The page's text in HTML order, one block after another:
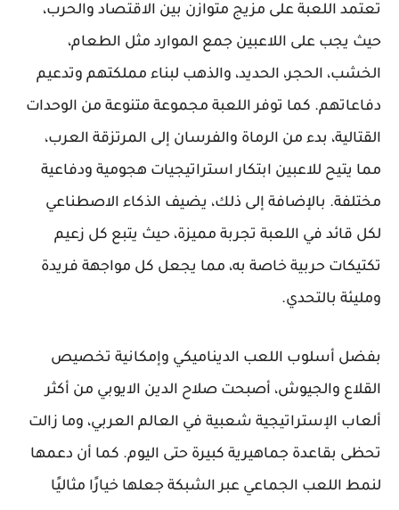
تعتمد اللعبة على مزيج متوازن بين الاقتصاد والحرب،
حيث يجب على اللاعبين جمع الموارد مثل الطعام،
الخشب، الحجر، الحديد، والذهب لبناء مملكتهم وتدعيم
دفاعاتهم. كما توفر اللعبة مجموعة متنوعة من الوحدات
القتالية، بدء من الرماة والفرسان إلى المرتزقة العرب،
مما يتيح للاعبين ابتكار استراتيجيات هجومية ودفاعية
مختلفة. بالإضافة إلى ذلك، يضيف الذكاء الاصطناعي
لكل قائد في اللعبة تجربة مميزة، حيث يتبع كل زعيم
تكتيكات حربية خاصة به، مما يجعل كل مواجهة فريدة
ومليئة بالتحدي.
بفضل أسلوب اللعب الديناميكي وإمكانية تخصيص
القلاع والجيوش، أصبحت صلاح الدين الايوبي من أكثر
ألعاب الإستراتيجية شعبية في العالم العربي، وما زالت
تحظى بقاعدة جماهيرية كبيرة حتى اليوم. كما أن دعمها
لنمط اللعب الجماعي عبر الشبكة جعلها خيارًا مثاليًا